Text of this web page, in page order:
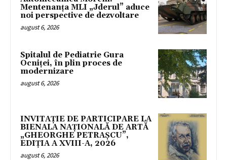
Mentenanța MLI „Jderul” aduce
noi perspective de dezvoltare
august 6, 2026
Spitalul de Pediatrie Gura
Ocniței, în plin proces de
modernizare
august 6, 2026
INVITAȚIE DE PARTICIPARE LA
BIENALA NAȚIONALĂ DE ARTĂ
„GHEORGHE PETRAȘCU”,
EDIŢIA A XVIII-A, 2026
august 6, 2026